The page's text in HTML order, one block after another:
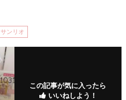
サンリオ
この記事が気に入ったら
いいねしよう！